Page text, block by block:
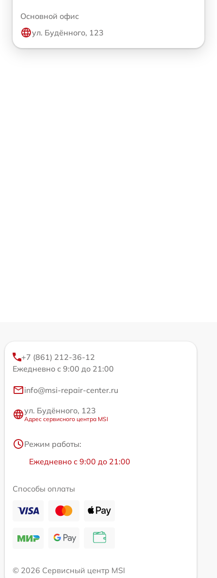
Основной офис
ул. Будённого, 123
+7 (861) 212-36-12
Ежедневно с 9:00 до 21:00
info@msi-repair-center.ru
ул. Будённого, 123
Адрес сервисного центра MSI
Режим работы:
Ежедневно с 9:00 до 21:00
Способы оплаты
© 2026 Сервисный центр MSI